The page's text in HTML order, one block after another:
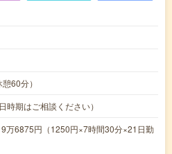
60分）
時期はご相談ください）
万6875円（1250円×7時間30分×21日勤